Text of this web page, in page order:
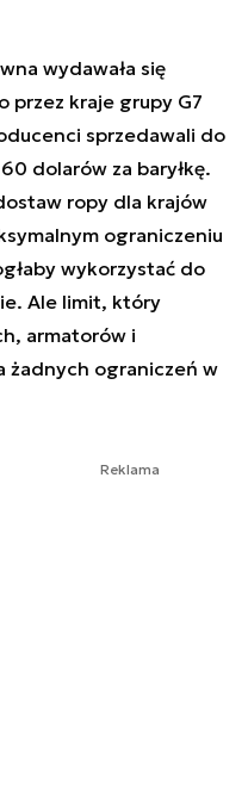
wydawała się
przez kraje grupy G7
sprzedawali do
dolarów za baryłkę.
ropy dla krajów
ograniczeniu
wykorzystać do
Ale limit, który
armatorów i
żadnych ograniczeń w
Reklama